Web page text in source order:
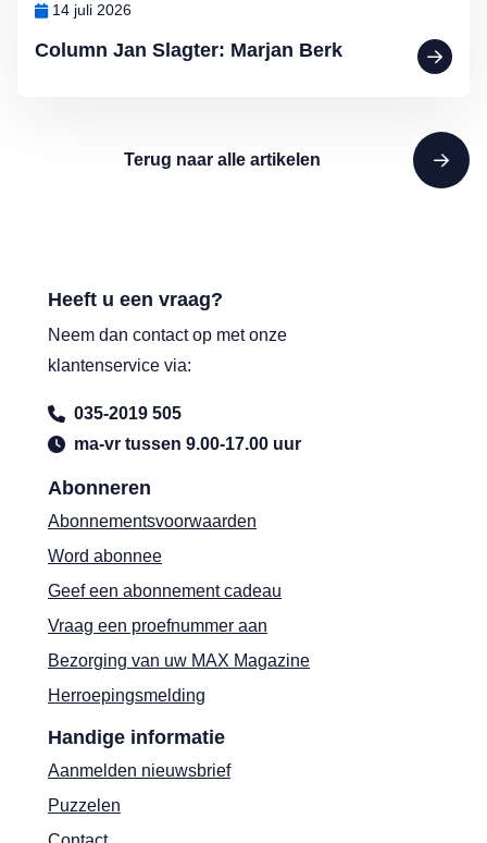
Column Jan Slagter: Marjan Berk
14 juli 2026
Terug naar alle artikelen
Abonneren
Abonnementsvoorwaarden
Word abonnee
Geef een abonnement cadeau
Vraag een proefnummer aan
Bezorging van uw MAX Magazine
Herroepingsmelding
Handige informatie
Aanmelden nieuwsbrief
Puzzelen
Heeft u een vraag?
Neem dan contact op met onze
klantenservice via:
035-2019 505
ma-vr tussen 9.00-17.00 uur